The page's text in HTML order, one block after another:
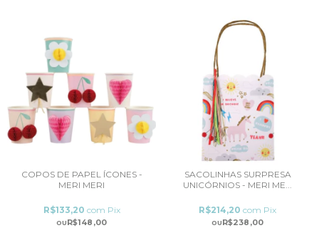
COPOS DE PAPEL ÍCONES -
MERI MERI
R$148,00
R$133,20 com Pix
SACOLINHAS SURPRESA
UNICÓRNIOS - MERI ME...
R$238,00
R$214,20 com Pix